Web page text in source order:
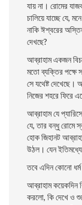
যায় না। রােমের
চালিয়ে যাচ্ছে যে,
নাকি ঈশ্বরের
দেখছে?
আব্রাহাম একজন
মতাে ব্যক্তির
সে যথেষ্ট দেখেছে।
নিজের শহরে ফিরে
আব্রাহাম যে
যে, তার বন্ধু রােমে
হােক জিহানট
উঠল। যেন ইতিমধ্যে
তবে এদিন কোনাে
আব্রাহাম কয়েকদিন
করলাে, কি দেখে ও